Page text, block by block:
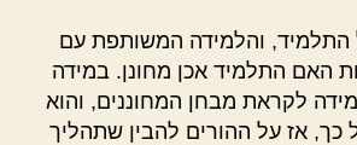
והלמידה המשותפת עם
האם התלמיד אכן מחונן. במידה
לקראת מבחן המחוננים, והוא
כך, אז על ההורים להבין שתהליך